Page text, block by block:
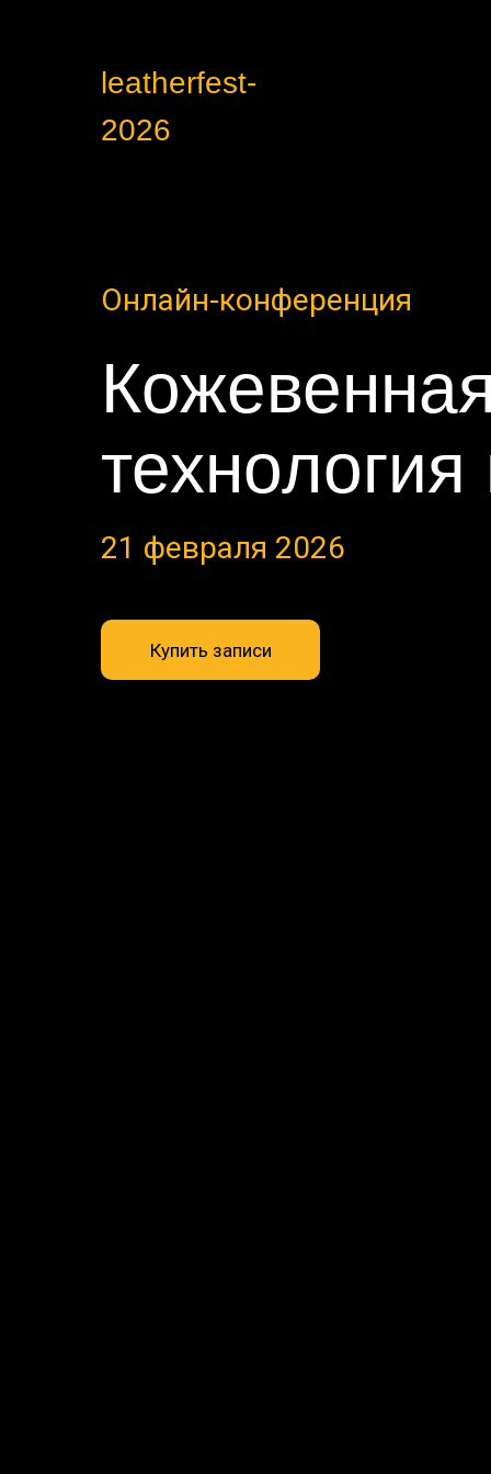
21 февраля 2026
leatherfest-
2026
Онлайн-конференция
Купить записи